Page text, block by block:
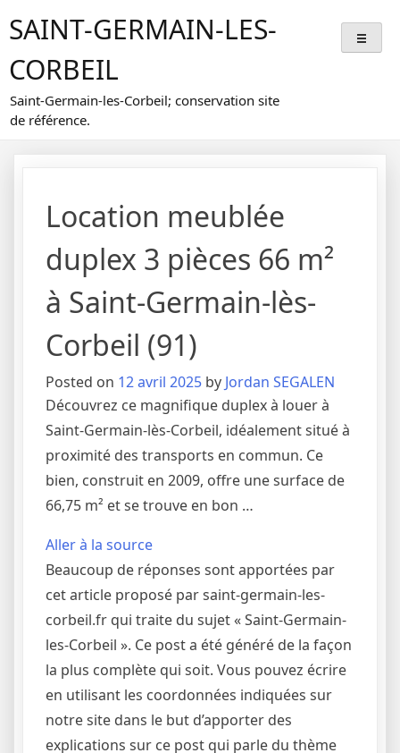
toSAINT-GERMAIN-LES-
CORBEIL
Saint-Germain-les-Corbeil; conservation site
de référence.
Location meublée
duplex 3 pièces 66 m²
à Saint-Germain-lès-
Corbeil (91)
Posted on 12 avril 2025 by Jordan SEGALEN
Découvrez ce magnifique duplex à louer à
Saint-Germain-lès-Corbeil, idéalement situé à
proximité des transports en commun. Ce
bien, construit en 2009, offre une surface de
66,75 m² et se trouve en bon …
Aller à la source
Beaucoup de réponses sont apportées par
cet article proposé par saint-germain-les-
corbeil.fr qui traite du sujet « Saint-Germain-
les-Corbeil ». Ce post a été généré de la façon
la plus complète qui soit. Vous pouvez écrire
en utilisant les coordonnées indiquées sur
notre site dans le but d’apporter des
explications sur ce post qui parle du thème